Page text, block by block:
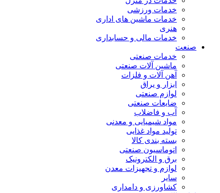
خدمات ورزشی
خدمات ماشین های اداری
هنری
خدمات مالی و حسابداری
صنعت
خدمات صنعتی
ماشین آلات صنعتی
آهن آلات و فلزات
ابزار و یراق
لوازم صنعتی
ضایعات صنعتی
آب و فاضلاب
مواد شیمیایی و معدنی
تولید مواد غذایی
بسته بندی کالا
اتوماسیون صنعتی
برق و الکترونیک
لوازم و تجهیزات معدن
سایر
کشاورزی و دامداری